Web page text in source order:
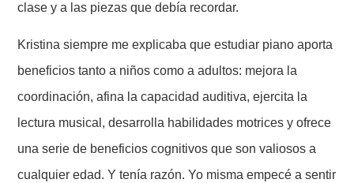
clase y a las piezas que debía recordar.
Kristina siempre me explicaba que estudiar piano aporta
beneficios tanto a niños como a adultos: mejora la
coordinación, afina la capacidad auditiva, ejercita la
lectura musical, desarrolla habilidades motrices y ofrece
una serie de beneficios cognitivos que son valiosos a
cualquier edad. Y tenía razón. Yo misma empecé a sentir